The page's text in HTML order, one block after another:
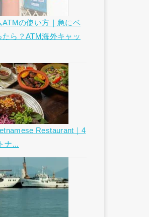
ATMの使い方｜急にベ
たら？ATM海外キャッ
Restaurant｜4
ナ...